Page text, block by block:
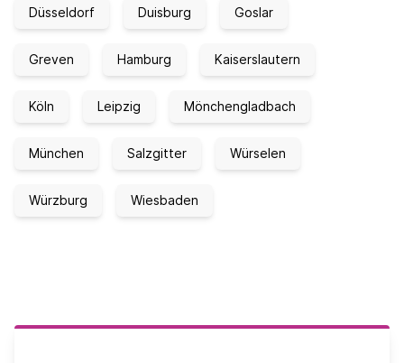
Düsseldorf Duisburg Goslar
Greven Hamburg Kaiserslautern
Köln Leipzig Mönchengladbach
München Salzgitter Würselen
Würzburg Wiesbaden